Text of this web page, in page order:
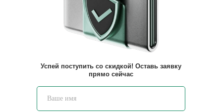
Успей поступить со скидкой! Оставь заявку
прямо сейчас